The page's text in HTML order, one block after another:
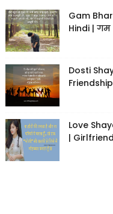
Gam
Hindi | गम
Dosti
Love
|